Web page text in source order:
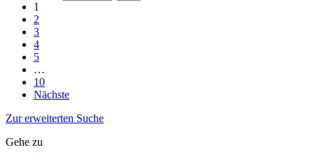
1
2
3
4
5
…
10
Nächste
Zur erweiterten Suche
Gehe zu